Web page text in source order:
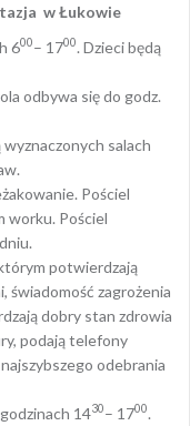
w Łukowie
600– 1700. Dzieci będą
odbywa się do godz.
salach
Pościel
worku. Pościel
potwierdzają
świadomość zagrożenia
dobry stan zdrowia
podają telefony
odebrania
1430– 1700.